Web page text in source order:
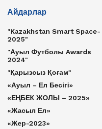
Айдарлар
"Kazakhstan Smart Space-
2025"
"Ауыл Футболы Awards
2024"
"Қарызсыз Қоғам"
«Ауыл – Ел Бесігі»
«ЕҢБЕК ЖОЛЫ – 2025»
«Жасыл Ел»
«Жер-2023»